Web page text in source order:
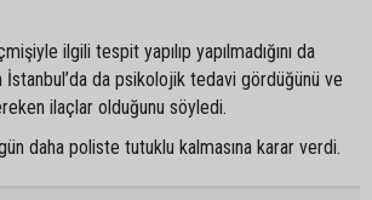
ilgili tespit yapılıp yapılmadığını da
İstanbul’da da psikolojik tedavi gördüğünü ve
ilaçlar olduğunu söyledi.
daha poliste tutuklu kalmasına karar verdi.